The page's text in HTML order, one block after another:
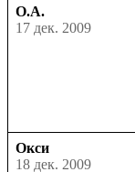
О.А.
17 дек. 2009
Окси
18 дек. 2009